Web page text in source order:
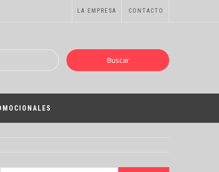
LA EMPRESA CONTACTO